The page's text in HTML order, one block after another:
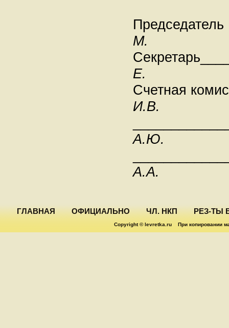
М.
Е.
Счетная
И.В.
А.Ю.
А.А.
ГЛАВНАЯ ОФИЦИАЛЬНО ЧЛ. НКП РЕЗ-ТЫ
Copyright © levretka.ru При копировании